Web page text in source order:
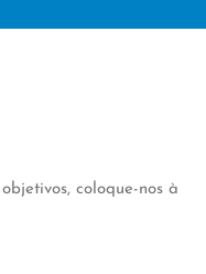
coloque-nos à